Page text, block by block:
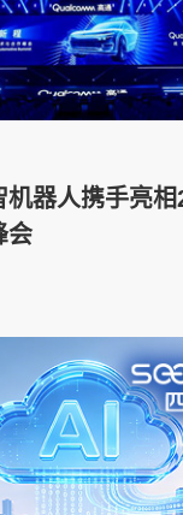
机器人携手亮
会